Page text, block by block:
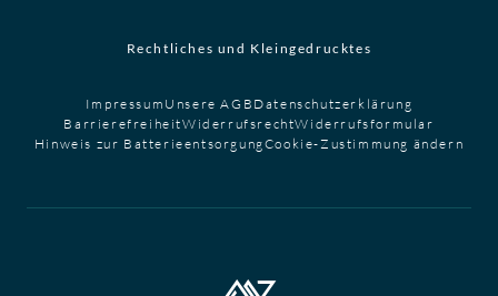
Rechtliches und Kleingedrucktes
Impressum Unsere AGB Datenschutzerklärung
BarrierefreiheitWiderrufsrechtWiderrufsformular
Hinweis zur BatterieentsorgungCookie-Zustimmung ändern